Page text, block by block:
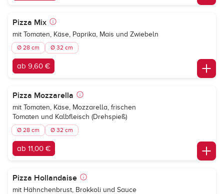
Pizza Mix
mit Tomaten, Käse, Paprika, Mais und Zwiebeln
Ø 28 cm Ø 32 cm
ab 9,60 €
Pizza Mozzarella
mit Tomaten, Käse, Mozzarella, frischen
Tomaten und Kalbfleisch (Drehspieß)
Ø 28 cm Ø 32 cm
ab 11,00 €
Pizza Hollandaise
mit Hähnchenbrust, Brokkoli und Sauce